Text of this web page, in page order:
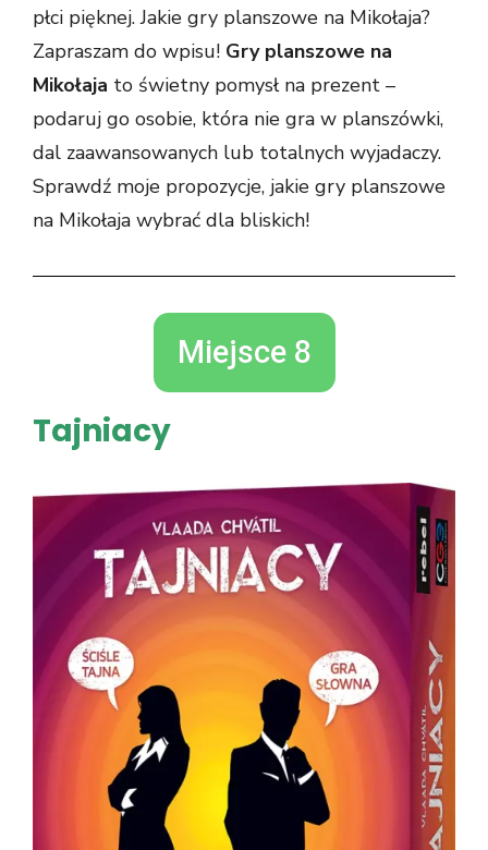
płci pięknej. Jakie gry planszowe na Mikołaja?
Zapraszam do wpisu! Gry planszowe na
Mikołaja to świetny pomysł na prezent –
podaruj go osobie, która nie gra w planszówki,
dal zaawansowanych lub totalnych wyjadaczy.
Sprawdź moje propozycje, jakie gry planszowe
na Mikołaja wybrać dla bliskich!
Miejsce 8
Tajniacy